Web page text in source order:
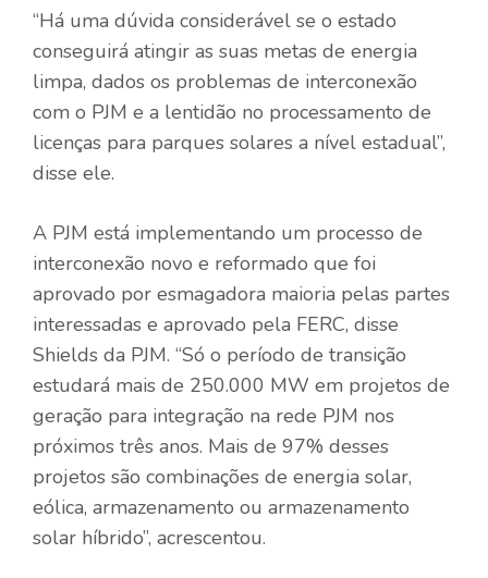
“Há uma dúvida considerável se o estado
conseguirá atingir as suas metas de energia
limpa, dados os problemas de interconexão
com o PJM e a lentidão no processamento de
licenças para parques solares a nível estadual”,
disse ele.
A PJM está implementando um processo de
interconexão novo e reformado que foi
aprovado por esmagadora maioria pelas partes
interessadas e aprovado pela FERC, disse
Shields da PJM. “Só o período de transição
estudará mais de 250.000 MW em projetos de
geração para integração na rede PJM nos
próximos três anos. Mais de 97% desses
projetos são combinações de energia solar,
eólica, armazenamento ou armazenamento
solar híbrido”, acrescentou.